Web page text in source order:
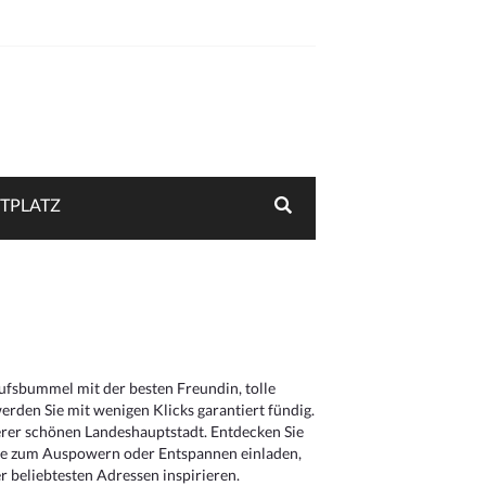
mit der besten Freundin, tolle
Sie mit wenigen Klicks garantiert fündig.
schönen Landeshauptstadt. Entdecken Sie
zum Auspowern oder Entspannen einladen,
beliebtesten Adressen inspirieren.